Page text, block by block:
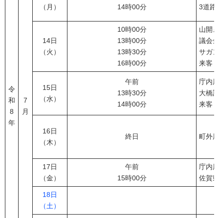
令
和
8
年
7
月
（月）
14時00分
3道路
14日
（火）
10時00分
13時00分
13時30分
16時00分
山開
議会
サガ
来客
15日
（水）
午前
13時30分
14時00分
庁内
大橋
来客
16日
（木）
終日 町外
17日
（金）
午前
15時00分
庁内
佐賀
18日
（土）